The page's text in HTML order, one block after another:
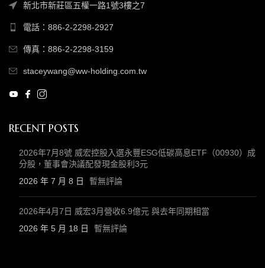
新北市新莊區五權一路1號3樓之7
電話：886-2-2298-2927
傳真：886-2-2298-3159
staceywang@ww-holding.com.tw
RECENT POSTS
2026年7月8號 威宏控股入選永豐ESG低碳高息ETF（00930）成
分股，董事會決議配發現金股利3元
2026 年 7 月 8 日
暫無評論
2026年4月7日 威宏3月營收6.9億元 與去年同期相當
2026 年 5 月 18 日
暫無評論